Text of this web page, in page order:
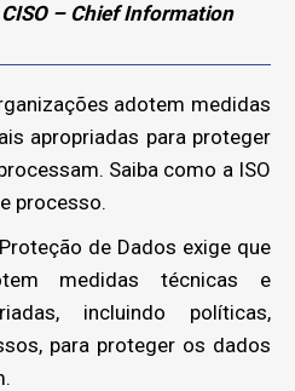
CISO – Chief Information
adotem medidas
apropriadas para proteger
Saiba como a ISO
processo.
de Dados exige que
medidas técnicas e
incluindo políticas,
para proteger os dados